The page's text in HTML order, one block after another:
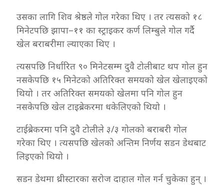
उसका लागि शिव श्रेष्ठले गोल गरेका थिए । तर त्यसको १८
मिनेटपछि झापा–११ का स्ट्राइकर कर्ण लिम्बुले गोल गर्दै
खेल बराबरीमा ल्याएका थिए ।
त्यसपछि निर्धारित ९० मिनेटसम्म दुवै टोलीबाट थप गोल हुन
नसकेपछि १५ मिनेटको अतिरिक्त समयको खेल खेलाइएको
थियो । तर अतिरिक्त समयको खेलमा पनि गोल हुन
नसकेपछि खेल टाइब्रेकरमा धकेलिएको थियो ।
टाईब्रेकरमा पनि दुवै टोलीले ३/३ गोलको बराबरी गोल
गरेका थिए । त्यसपछि खेलको अन्तिम निर्णय सडन डेथबाट
लिइएको थियो ।
सडन डेथमा थ्रीस्टारका सरोज दाहाल गोल गर्न चुकेका हुन् ।